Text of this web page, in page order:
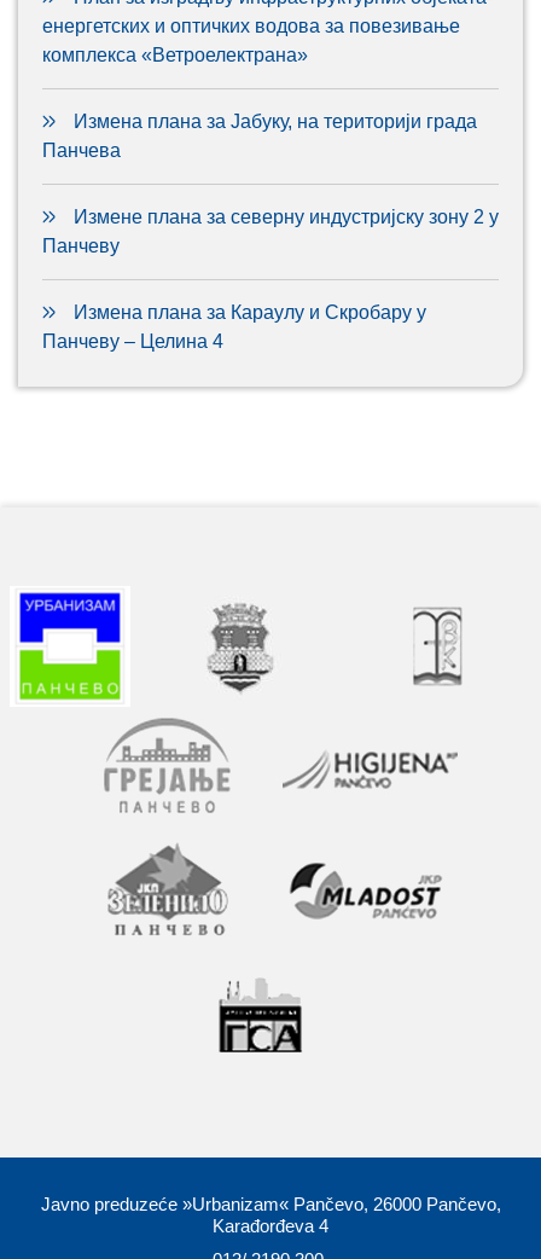
енергетских и оптичких водова за повезивање
комплекса «Ветроелектрана»
Измена плана за Јабуку, на територији града
Панчева
Измене плана за северну индустријску зону 2 у
Панчеву
Измена плана за Караулу и Скробару у
Панчеву – Целина 4
Javno preduzeće »Urbanizam« Pančevo, 26000 Pančevo,
Karađorđeva 4